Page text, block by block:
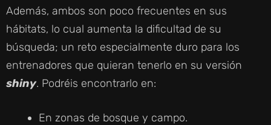
Además, ambos son poco frecuentes en sus
hábitats, lo cual aumenta la dificultad de su
búsqueda; un reto especialmente duro para los
entrenadores que quieran tenerlo en su versión
shiny. Podréis encontrarlo en:
En zonas de bosque y campo.